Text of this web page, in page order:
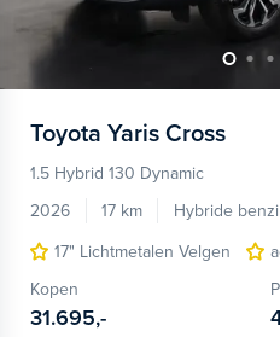
Toyota Yaris Cross
1.5 Hybrid 130 Dynamic
2026
17 km Hybride
17" Lichtmetalen Velgen
Kopen
31.695,-